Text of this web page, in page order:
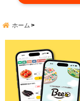
ホーム